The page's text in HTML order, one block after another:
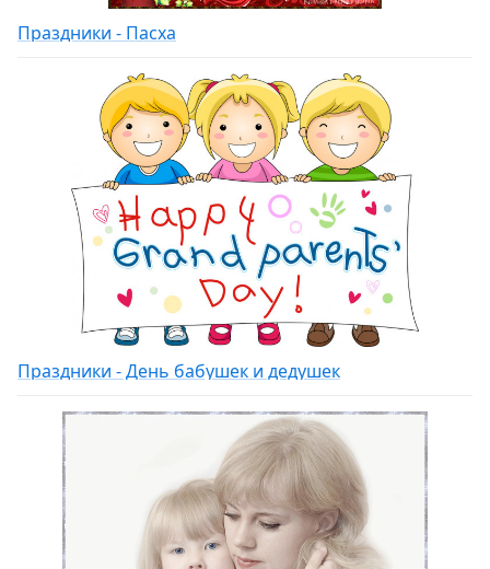
Праздники - Пасха
Праздники - День бабушек и дедушек